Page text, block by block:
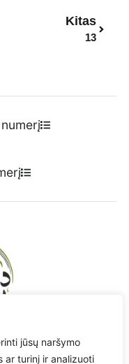
jūsų naršymo
ar turinį ir analizuoti
Kitas
13